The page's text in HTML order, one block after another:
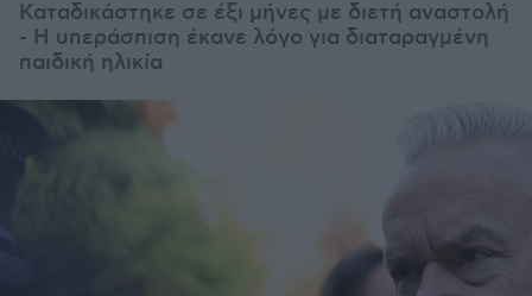
Καταδικάστηκε σε έξι μήνες με διετή αναστολή
- Η υπεράσπιση έκανε λόγο για διαταραγμένη
παιδική ηλικία